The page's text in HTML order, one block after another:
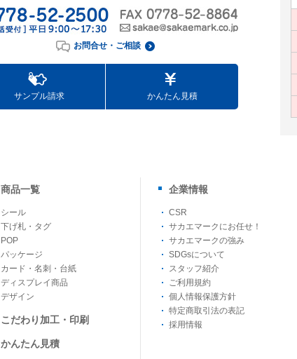
お問合せ・ご相談
サンプル請求 かんたん見積
商品一覧
シール
下げ札・タグ
POP
パッケージ
カード・名刺・台紙
ディスプレイ商品
デザイン
こだわり加工・印刷
かんたん見積
企業情報
CSR
サカエマークにお任せ！
サカエマークの強み
SDGsについて
スタッフ紹介
ご利用規約
個人情報保護方針
特定商取引法の表記
採用情報